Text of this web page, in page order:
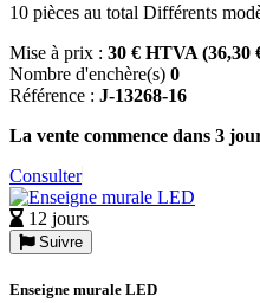
10 pièces au total Différents
Mise à prix : 30 € HTVA (36,30
Nombre d'enchère(s) 0
Référence : J-13268-16
La vente commence dans 3
Consulter
12 jours
Suivre
Enseigne murale LED